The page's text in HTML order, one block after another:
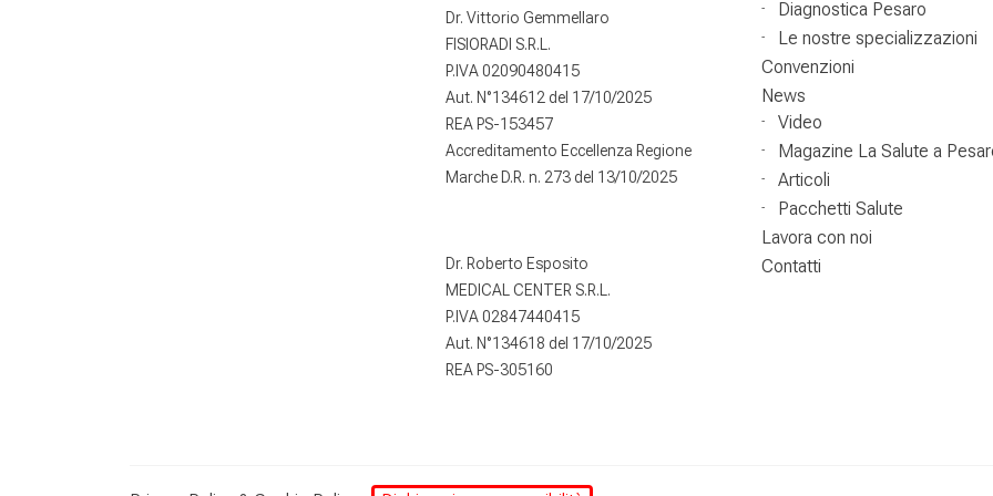
Dr. Vittorio Gemmellaro
FISIORADI S.R.L.
P.IVA 02090480415
Aut. N°134612 del 17/10/2025
REA PS-153457
Accreditamento Eccellenza Regione
Marche D.R. n. 273 del 13/10/2025
Dr. Roberto Esposito
MEDICAL CENTER S.R.L.
P.IVA 02847440415
Aut. N°134618 del 17/10/2025
REA PS-305160
Diagnostica Pesaro
Le nostre specializzazioni
Convenzioni
News
Video
Magazine La Salute a
Articoli
Pacchetti Salute
Lavora con noi
Contatti